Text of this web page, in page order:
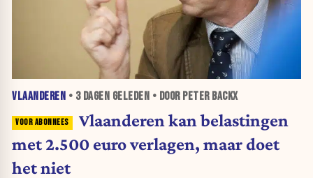
VLAANDEREN • 3 DAGEN GELEDEN • DOOR PETER BACKX
Vlaanderen kan belastingen
met 2.500 euro verlagen, maar doet
het niet